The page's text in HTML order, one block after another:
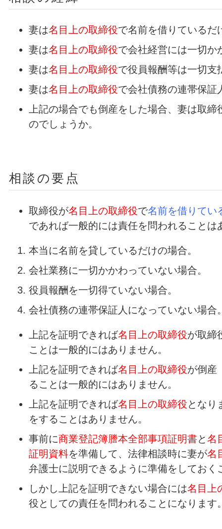
妻は名目上の取締役で名前を借りているだ
妻は名目上の取締役で会社経営には一切か
妻は名目上の取締役で役員報酬等は一切支
妻は名目上の取締役で会社債務の連帯保証
上記の場合でも倒産をした場合、妻は取
のでしょうか。
相談の要点
取締役が名目上の取締役で名前を借りてい
であれば一般的には責任を問われることは
本当に名前を貸しているだけの場合。
会社業務に一切かかわっていない場合。
役員報酬を一切得ていない場合。
会社債務の連帯保証人になっていない場合
上記を証明できれば名目上の取締役が取締
ことは一般的にはありません。
上記を証明できれば名目上の取締役が倒産
ることは一般的にはありません。
上記を証明できれば名目上の取締役となり
をすることはありません。
事前に商業登記簿謄本全部事項証明書と名
証明資料を準備して、法律相談時に妻が名
弁護士に説明できるように準備をしておく
しかし上記を証明できない場合には名目上
役としての責任を問われることになります